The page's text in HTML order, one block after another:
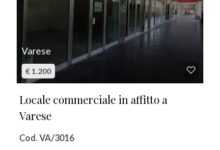
Varese
€ 1.200
Locale commerciale in affitto a
Varese
Cod. VA/3016